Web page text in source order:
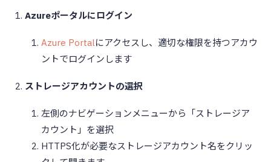
Azureポータルにログイン
Azure Portal にアクセスし、適切な権限を持つアカウ
ントでログインします
ストレージアカウントの選択
左側のナビゲーションメニューから「ストレージア
カウント」を選択
HTTPS化が必要なストレージアカウント名をクリッ